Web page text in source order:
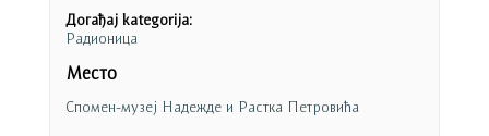
Догађај kategorija:
Радионица
Место
Спомен-музеј Надежде и Растка Петровића